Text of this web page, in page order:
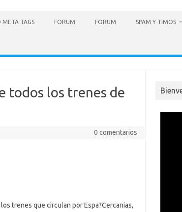
META TAGS FORUM FORUM SPAM Y TIMOS
todos los trenes de
0 comentarios
trenes que circulan por Espa?Cercanias,